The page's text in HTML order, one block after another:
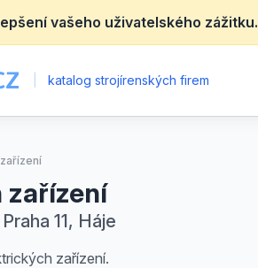
vašeho uživatelského zážitku.
katalog strojírenských firem
zařízení
11, Háje
zařízení.